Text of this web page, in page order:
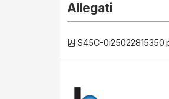
Allegati
S45C-